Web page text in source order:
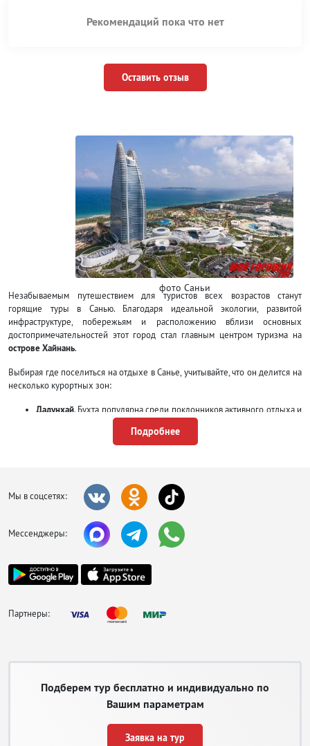
Рекомендаций пока что нет
Оставить отзыв
фото Саньи
Незабываемым путешествием для туристов всех возрастов станут
горящие туры в Санью. Благодаря идеальной экологии, развитой
инфраструктуре, побережьям и расположению вблизи основных
достопримечательностей этот город стал главным центром туризма на
острове Хайнань.
Выбирая где поселиться на отдыхе в Санье, учитывайте, что он делится на
несколько курортных зон:
Дадунхай. Бухта популярна среди поклонников активного отдыха и
веселой ночной жизни. На пляжах практически нет пальм, всегда
очень оживленная атмосфера и много навязчивых торговцев
сувенирами, жемчугом и фруктами.
дорогу от моря. Пляжная линия оборудована лежаками и
зонтиками, среди которых есть как платные, так и бесплатные.
дорогие и фешенебельные отели, виллы и частные апартаменты.
Местные пляжи словно сошли с открыток.
застройка, но уже рады гостям. Это идеальное место для
поклонников дайвинга и безмятежного отдыха.
Подробнее
Мы в соцсетях:
Мессенджеры:
Партнеры:
Подберем тур бесплатно и индивидуально по
Вашим параметрам
Заявка на тур